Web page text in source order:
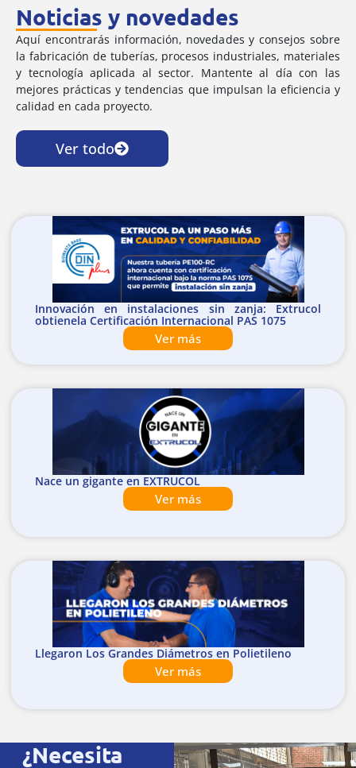
Noticias y novedades
Aquí encontrarás información, novedades y consejos sobre
la fabricación de tuberías, procesos industriales, materiales
y tecnología aplicada al sector. Mantente al día con las
mejores prácticas y tendencias que impulsan la eficiencia y
calidad en cada proyecto.
Ver todo
Innovación en instalaciones sin zanja: Extrucol
obtienela Certificación Internacional PAS 1075
Ver más
Nace un gigante en EXTRUCOL
Ver más
Llegaron Los Grandes Diámetros en Polietileno
Ver más
¿Necesita